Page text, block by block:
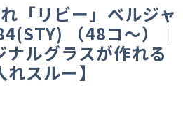
「リビー」ベルジャ
（48コ～）｜
ナルグラスが作れる
れスルー】